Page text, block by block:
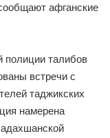
афганские
полиции талибов
встречи с
таджикских
намерена